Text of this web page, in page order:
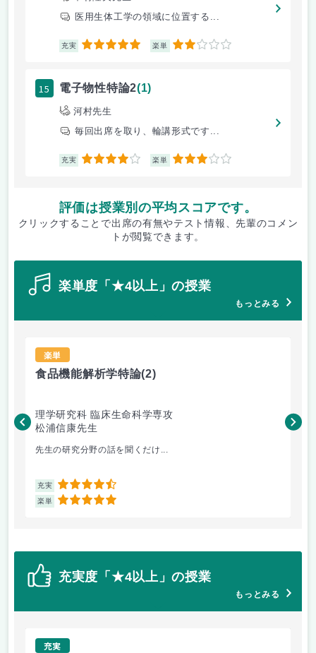
医用生体工学の領域に位置する...
充実 5 楽単 2
15 電子物性特論2(1)
河村先生
毎回出席を取り、輪講形式です...
充実 4 楽単 3
評価は授業別の平均スコアです。
クリックすることで出席の有無やテスト情報、先輩のコメン
トが閲覧できます。
楽単度「★4以上」の授業
もっとみる
楽単
食品機能解析学特論(2)
理学研究科 臨床生命科学専攻
松浦信康先生
先生の研究分野の話を聞くだけ...
充実 4.5
楽単 5
広
充実度「★4以上」の授業
もっとみる
充実